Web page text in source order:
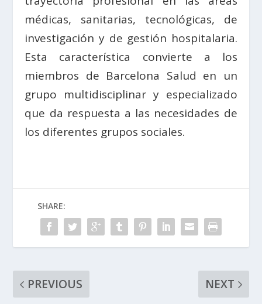
médicas, sanitarias, tecnológicas, de
investigación y de gestión hospitalaria.
Esta característica convierte a los
miembros de Barcelona Salud en un
grupo multidisciplinar y especializado
que da respuesta a las necesidades de
los diferentes grupos sociales.
SHARE:
PREVIOUS
NEXT